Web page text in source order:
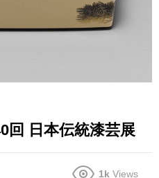
回 日本伝統漆芸展
1k Views